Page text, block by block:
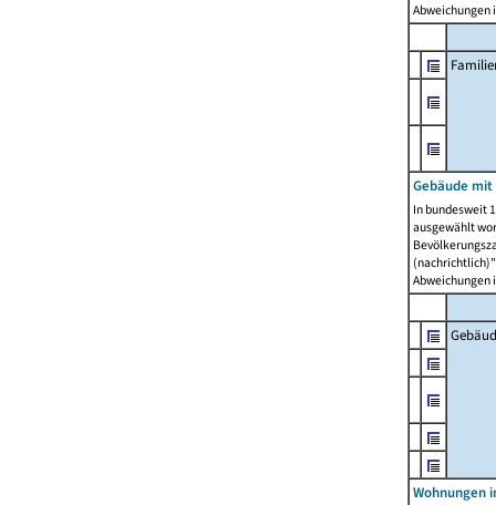
Abweichungen
Gebäude
In bundesweit
ausgewählt
Abweichungen
Wohnungen